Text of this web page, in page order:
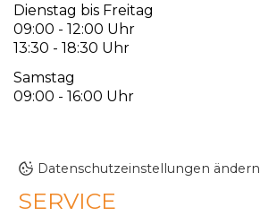
Dienstag bis Freitag
09:00 - 12:00 Uhr
13:30 - 18:30 Uhr
Samstag
09:00 - 16:00 Uhr
Datenschutzeinstellungen ändern
SERVICE